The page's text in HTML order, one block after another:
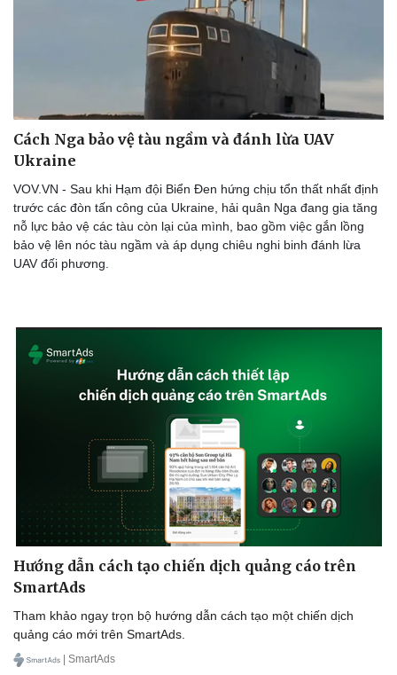
Doanh nhân
Vì cộng đồng
Trải nghiệm
Cách Nga bảo vệ tàu ngầm và đánh lừa UAV
Ukraine
VOV.VN - Sau khi Hạm đội Biển Đen hứng chịu tổn thất nhất định
trước các đòn tấn công của Ukraine, hải quân Nga đang gia tăng
nỗ lực bảo vệ các tàu còn lại của mình, bao gồm việc gắn lồng
bảo vệ lên nóc tàu ngầm và áp dụng chiêu nghi binh đánh lừa
UAV đối phương.
Hướng dẫn cách tạo chiến dịch quảng cáo trên
SmartAds
Tham khảo ngay trọn bộ hướng dẫn cách tạo một chiến dịch
quảng cáo mới trên SmartAds.
| SmartAds